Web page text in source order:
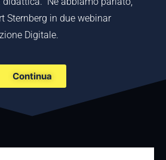
Sternberg in due webinar
Digitale.
Continua